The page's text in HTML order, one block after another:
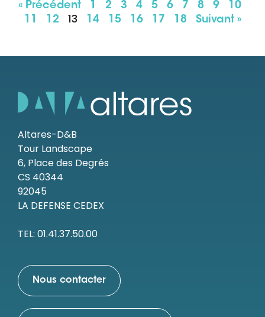
« Précédent 1 2 3 4 5 6 7 8 9
10
11
12 13 14 15 16 17 18 Suivant »
Altares-D&B
Tour Landscape
6, Place des Degrés
CS 40344
92045
LA DEFENSE CEDEX
TEL: 01.41.37.50.00
Nous contacter